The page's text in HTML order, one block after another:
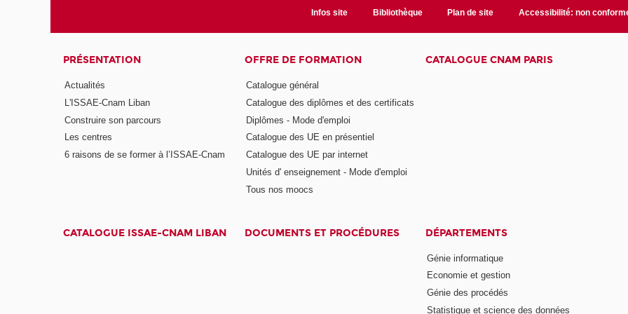
Infos site Bibliothèque Plan de site Accessibilité: non
PRÉSENTATION
Actualités
L'ISSAE-Cnam Liban
Construire son parcours
Les centres
6 raisons de se former à l’ISSAE-Cnam
OFFRE DE FORMATION
Catalogue général
Catalogue des diplômes et des certificats
Diplômes - Mode d'emploi
Catalogue des UE en présentiel
Catalogue des UE par internet
Unités d' enseignement - Mode d'emploi
Tous nos moocs
CATALOGUE CNAM PARIS
CATALOGUE ISSAE-CNAM LIBAN DOCUMENTS ET PROCÉDURES DÉPARTEMENTS
Génie informatique
Economie et gestion
Génie des procédés
Statistique et science des données